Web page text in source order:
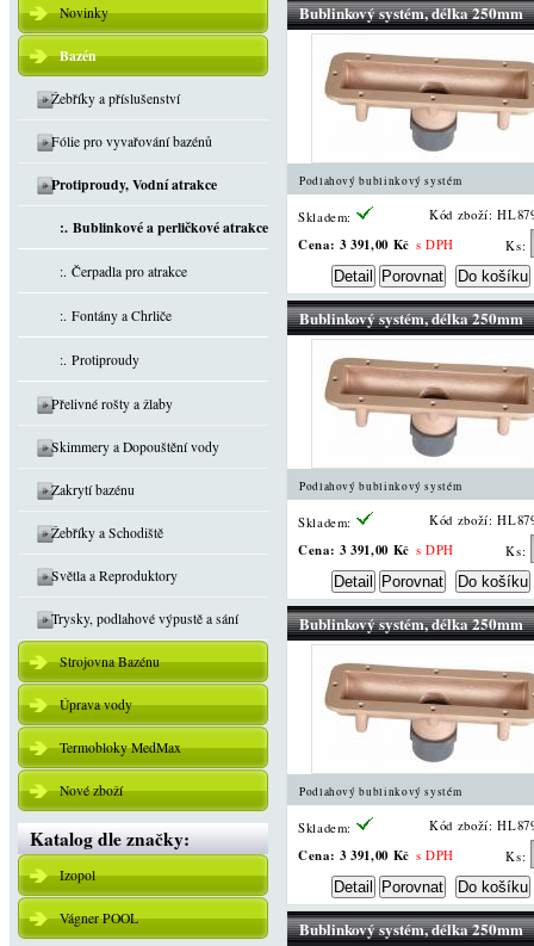
Novinky
Bazén
Žebříky a příslušenství
Fólie pro vyvařování bazénů
Protiproudy, Vodní atrakce
:. Bublinkové a perličkové atrakce
:. Čerpadla pro atrakce
:. Fontány a Chrliče
:. Protiproudy
Přelivné rošty a žlaby
Skimmery a Dopouštění vody
Zakrytí bazénu
Žebříky a Schodiště
Světla a Reproduktory
Trysky, podlahové výpustě a sání
Strojovna Bazénu
Úprava vody
Termobloky MedMax
Nové zboží
Katalog dle značky:
Izopol
Vágner POOL
Bublinkový systém, délka 250mm
Podlahový bublinkový systém
Skladem: Kód zboží:
Cena: 3 391,00 Kč s DPH Ks:
Bublinkový systém, délka 250mm
Podlahový bublinkový systém
Skladem: Kód zboží:
Cena: 3 391,00 Kč s DPH Ks:
Bublinkový systém, délka 250mm
Podlahový bublinkový systém
Skladem: Kód zboží:
Cena: 3 391,00 Kč s DPH Ks:
Bublinkový systém, délka 250mm